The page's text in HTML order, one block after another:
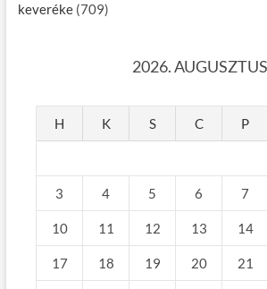
keveréke (709)
2026. AUGUSZTUS
H K S C P
3 4 5 6 7
10 11 12 13 14
17 18 19 20 21